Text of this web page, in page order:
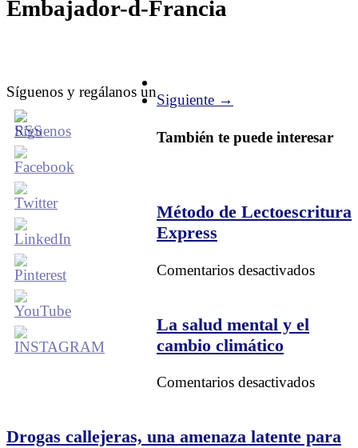
Embajador-d-Francia
Síguenos y regálanos unSiguiente →
También te puede interesar
Método de Lectoescritura
Express
Comentarios desactivadosen
La salud mental y el
cambio climático
Comentarios desactivadosen
mental
Drogas callejeras, una amenaza latente para